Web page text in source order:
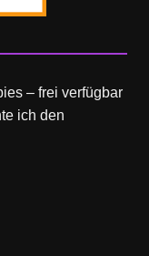
– frei verfügbar
ich den